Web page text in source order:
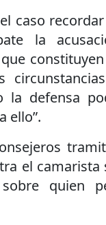
caso
la
la defensa
ello”.
el
quien